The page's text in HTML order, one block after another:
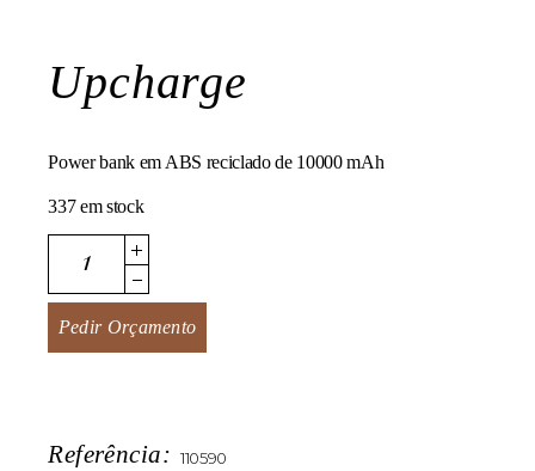
Upcharge
Power bank em ABS reciclado de 10000 mAh
337 em stock
Upcharge quantity
Pedir Orçamento
Referência: 110590